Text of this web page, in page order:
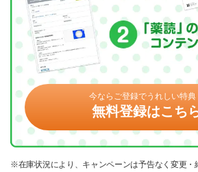
今ならご登録でうれしい特典
無料登録はこち
※在庫状況により、キャンペーンは予告なく変更・